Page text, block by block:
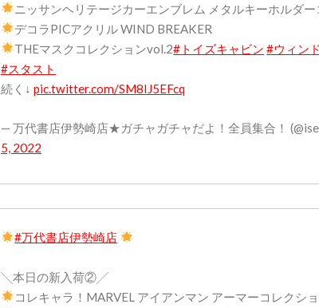
ニッサンヘリテージカーエンブレム メタルキーホルダ
デコラPICアクリル WIND BREAKER
THEマスクコレクションvol.2#トイズキャビン #ウィン
#スタスト
続く↓ pic.twitter.com/SM8IJ5EFcq
— 万代書店伊勢崎店★ガチャガチャだよ！全員集合！
5, 2022
#万代書店伊勢崎店
╲本日の新入荷②╱
コレキャラ！MARVEL アイアンマン アーマーコレクシ